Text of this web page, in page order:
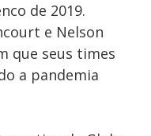
de 2019.
e Nelson
que seus times
a pandemia